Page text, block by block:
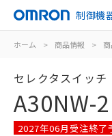
制御機
ホーム > 商品情報 >
セレクタスイッチ
A30NW-
2027年06月受注終了